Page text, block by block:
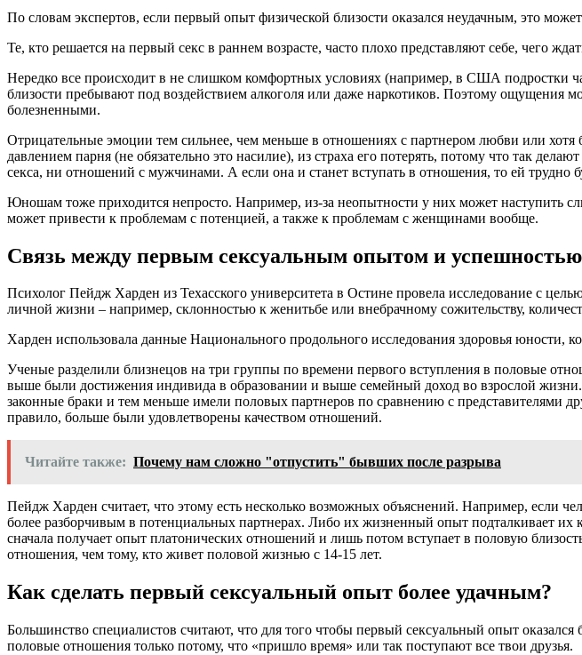
По словам экспертов, если первый опыт физической близости оказался неудачным, это
Те, кто решается на первый секс в раннем возрасте, часто плохо представляют себе, чего
Нередко все происходит в не слишком комфортных условиях (например, в США подростки
близости пребывают под воздействием алкоголя или даже наркотиков. Поэтому ощущения
болезненными.
Отрицательные эмоции тем сильнее, чем меньше в отношениях с партнером любви или хотя
давлением парня (не обязательно это насилие), из страха его потерять, потому что так
секса, ни отношений с мужчинами. А если она и станет вступать в отношения, то ей трудно
Юношам тоже приходится непросто. Например, из-за неопытности у них может наступить
может привести к проблемам с потенцией, а также к проблемам с женщинами вообще.
Связь между первым сексуальным опытом и успешностью
Психолог Пейдж Харден из Техасского университета в Остине провела исследование с
личной жизни – например, склонностью к женитьбе или внебрачному сожительству,
Харден использовала данные Национального продольного исследования здоровья юности,
Ученые разделили близнецов на три группы по времени первого вступления в половые
выше были достижения индивида в образовании и выше семейный доход во взрослой
законные браки и тем меньше имели половых партнеров по сравнению с представителями
правило, больше были удовлетворены качеством отношений.
Читайте также: Почему нам сложно "отпустить" бывших после разрыва
Пейдж Харден считает, что этому есть несколько возможных объяснений. Например, если
более разборчивым в потенциальных партнерах. Либо их жизненный опыт подталкивает
сначала получает опыт платонических отношений и лишь потом вступает в половую
отношения, чем тому, кто живет половой жизнью с 14-15 лет.
Как сделать первый сексуальный опыт более удачным?
Большинство специалистов считают, что для того чтобы первый сексуальный опыт
половые отношения только потому, что «пришло время» или так поступают все твои друзья.